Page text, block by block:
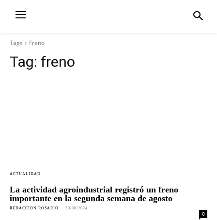
Tags Freno
Tag: freno
ACTUALIDAD
La actividad agroindustrial registró un freno
importante en la segunda semana de agosto
REDACCION ROSARIO - 20/08/2024
0